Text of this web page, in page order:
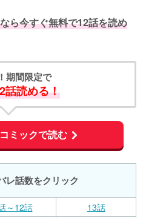
なら今すぐ無料で12話を読め
期間限定で
話読める！
ミックで読む
レ話数をクリック
～12話
13話